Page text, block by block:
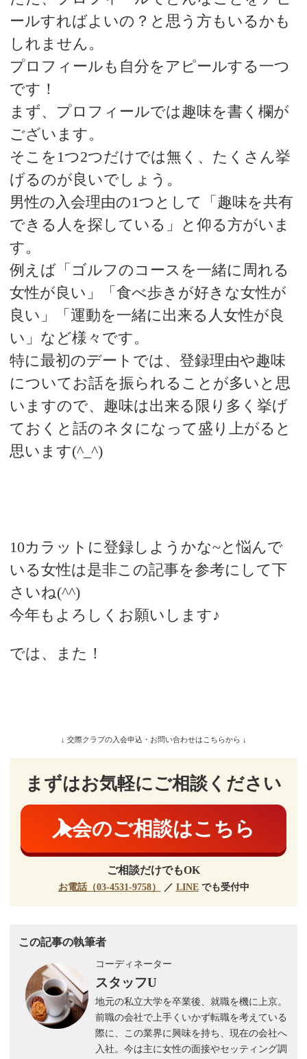
ールすればよいの？と思う方もいるかも
しれません。
プロフィールも自分をアピールする一つ
です！
まず、プロフィールでは趣味を書く欄が
ございます。
そこを1つ2つだけでは無く、たくさん挙
げるのが良いでしょう。
男性の入会理由の1つとして「趣味を共有
できる人を探している」と仰る方がいま
す。
例えば「ゴルフのコースを一緒に周れる
女性が良い」「食べ歩きが好きな女性が
良い」「運動を一緒に出来る人女性が良
い」など様々です。
特に最初のデートでは、登録理由や趣味
についてお話を振られることが多いと思
いますので、趣味は出来る限り多く挙げ
ておくと話のネタになって盛り上がると
思います(^_^)
10カラットに登録しようかな~と悩んで
いる女性は是非この記事を参考にして下
さいね(^^)
今年もよろしくお願いします♪
では、また！
↓ 交際クラブの入会申込・お問い合わせはこちらから ↓
まずはお気軽にご相談ください
入会のご相談はこちら
ご相談だけでもOK
お電話（03-4531-9758） ／ LINEでも受付中
この記事の執筆者
コーディネーター
スタッフU
地元の私立大学を卒業後、就職を機に上京。
前職の会社で上手くいかず転職を考えている
際に、この業界に興味を持ち、現在の会社へ
入社。今は主に女性の面接やセッティング調